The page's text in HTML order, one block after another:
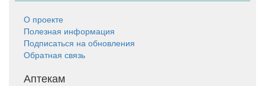
О проекте
Полезная информация
Подписаться на обновления
Обратная связь
Аптекам